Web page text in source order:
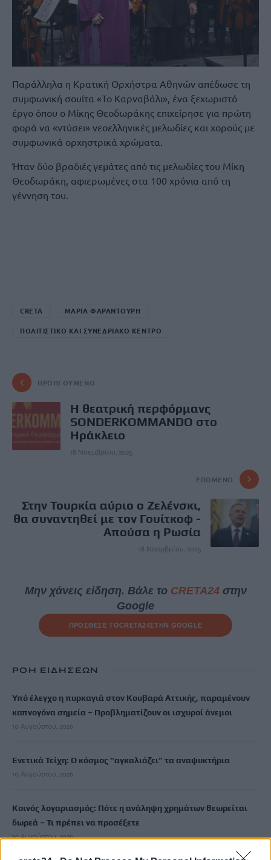
Παράλληλα η Κρατική Ορχήστρα Αθηνών απέδωσε τη
συμφωνική σουίτα «Το Καρναβάλι», ένα ξεχωριστό
έργο όπου ο Μίκης Θεοδωράκης επιχείρησε για πρώτη
φορά να «ντύσει» νεοελληνικές μελωδίες και χορούς με
συμφωνικά ορχηστρικά χρώματα.
Ήταν δύο βραδιές γεμάτες από τις μελωδίες του Μίκη
Θεοδωράκη, αφιερωμένες στα 100 χρόνια από τη
γέννηση του.
CRETA ΜΑΡΙΑ ΦΑΡΑΝΤΟΥΡΗ
ΠΟΛΙΤΙΣΤΙΚΟ ΚΑΙ ΣΥΝΕΔΡΙΑΚΟ ΚΕΝΤΡΟ
ΠΡΟΗΓΟΎΜΕΝΟ
Η θεατρική περφόρμανς
SONDERKOMMANDO στο
Ηράκλειο
18 Νοεμβρίου, 2025
ΕΠΌΜΕΝΟ
Στην Τουρκία αύριο ο Ζελένσκι,
θα συναντηθεί με τον Γουίτκοφ -
Απούσα η Ρωσία
18 Νοεμβρίου, 2025
Μην χάνεις είδηση. Βάλε το CRETA24στην
Google
ΠΡΟΣΘΕΣΕ ΤΟCRETA24ΣΤΗΝ GOOGLE
ΡΟΗ ΕΙΔΗΣΕΩΝ
Υπό έλεγχο η πυρκαγιά στον Κουβαρά Αττικής, παραμένουν
καπνογόνα σημεία – Προβληματίζουν οι ισχυροί άνεμοι
10 Αυγούστου, 2026
Ενετικά Τείχη: Ο κόσμος “αγκαλιάζει” τα αναψυκτήρια
10 Αυγούστου, 2026
Κοινός λογαριασμός: Πότε η ανάληψη χρημάτων θεωρείται
δωρεά – Τι πρέπει να προσέξετε
10 Αυγούστου, 2026